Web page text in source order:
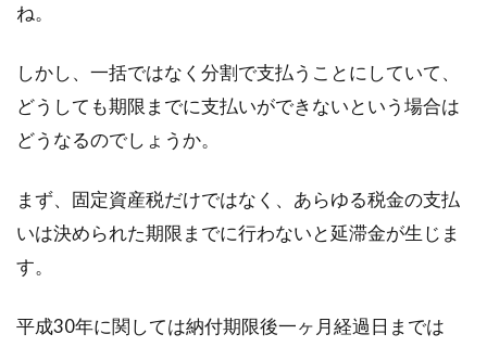
ね。
しかし、一括ではなく分割で支払うことにしていて、
どうしても期限までに支払いができないという場合は
どうなるのでしょうか。
まず、固定資産税だけではなく、あらゆる税金の支払
いは決められた期限までに行わないと延滞金が生じま
す。
平成30年に関しては納付期限後一ヶ月経過日までは